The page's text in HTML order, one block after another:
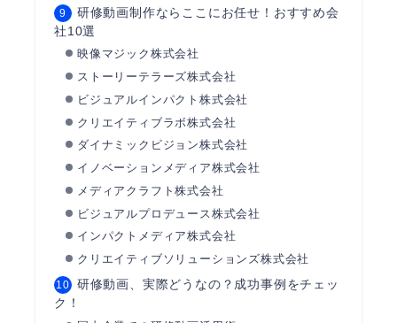
研修動画制作ならここにお任せ！おすすめ会
社10選
映像マジック株式会社
ストーリーテラーズ株式会社
ビジュアルインパクト株式会社
クリエイティブラボ株式会社
ダイナミックビジョン株式会社
イノベーションメディア株式会社
メディアクラフト株式会社
ビジュアルプロデュース株式会社
インパクトメディア株式会社
クリエイティブソリューションズ株式会社
研修動画、実際どうなの？成功事例をチェッ
ク！